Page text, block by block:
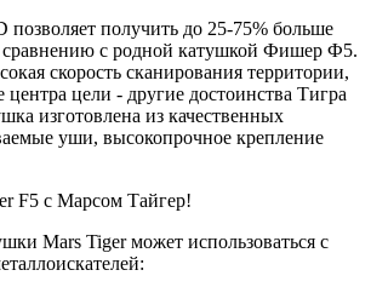
позволяет получить до 25-75% больше
с родной катушкой Фишер Ф5.
скорость сканирования территории,
центра цели - другие достоинства Тигра
изготовлена из качественных
уши, высокопрочное крепление
F5 с Марсом Тайгер!
Mars Tiger может использоваться с